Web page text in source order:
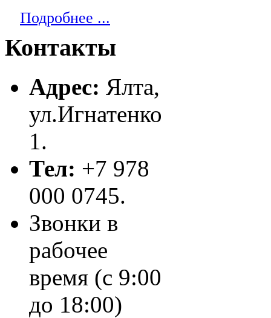
Подробнее ...
Контакты
Адрес: Ялта,
ул.Игнатенко
1.
Тел: +7 978
000 0745.
Звонки в
рабочее
время (с 9:00
до 18:00)